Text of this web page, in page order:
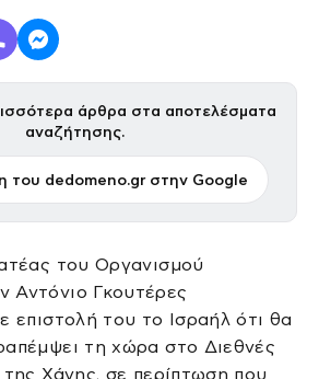
άρθρα στα αποτελέσματα
αναζήτησης.
του dedomeno.gr στην Google
του Οργανισμού
Γκουτέρες
επιστολή του το Ισραήλ ότι θα
τη χώρα στο Διεθνές
Χάγης, σε περίπτωση που